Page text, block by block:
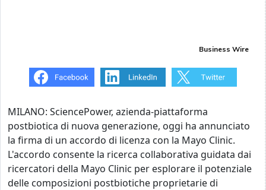
Business Wire
MILANO: SciencePower, azienda-piattaforma
postbiotica di nuova generazione, oggi ha annunciato
la firma di un accordo di licenza con la Mayo Clinic.
L'accordo consente la ricerca collaborativa guidata dai
ricercatori della Mayo Clinic per esplorare il potenziale
delle composizioni postbiotiche proprietarie di